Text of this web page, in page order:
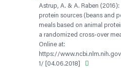
Astrup, A. & A. Raben
protein sources (beans and
meals based on animal
a randomized cross-over
Online at:
https://
1/ [04.06.2018]